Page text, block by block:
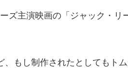
ズ主演映画の「ジャック・リ
もし制作されたとしてもト